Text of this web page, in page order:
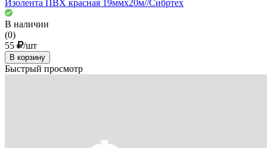
Изолента ПВХ красная 19ммх20м//Сибртех
В наличии
(0)
55
/шт
В корзину
Быстрый просмотр